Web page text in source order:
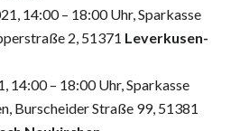
14:00 – 18:00 Uhr, Sparkasse
2, 51371 Leverkusen-
14:00 – 18:00 Uhr, Sparkasse
Burscheider Straße 99, 51381